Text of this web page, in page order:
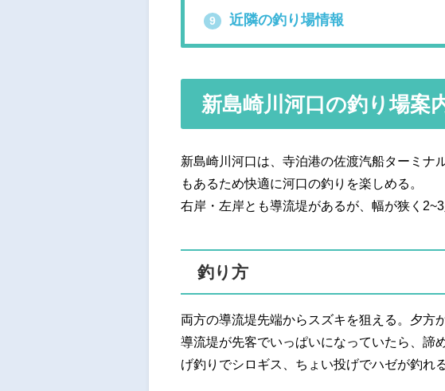
9 近隣の釣り場情報
新島崎川河口の釣り場案
新島崎川河口は、寺泊港の佐渡汽船ターミナ
もあるため快適に河口の釣りを楽しめる。
右岸・左岸とも導流堤があるが、幅が狭く
釣り方
両方の導流堤先端からスズキを狙える。夕方
導流堤が先客でいっぱいになっていたら、諦
げ釣りでシロギス、ちょい投げでハゼが釣れ